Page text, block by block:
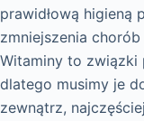
prawidłową higieną
zmniejszenia
Witaminy to związki
dlatego musimy je
zewnątrz,